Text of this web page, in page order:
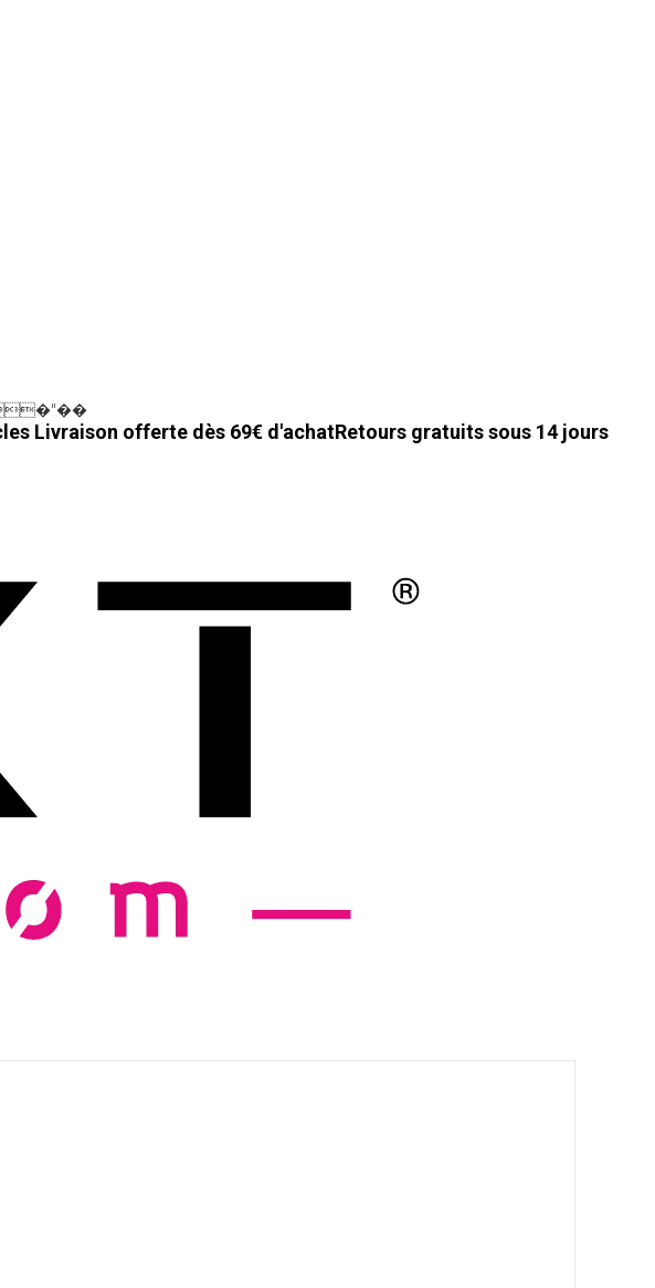
Livraison offerte dès 69€ d'achatRetours gratuits sous 14 jours